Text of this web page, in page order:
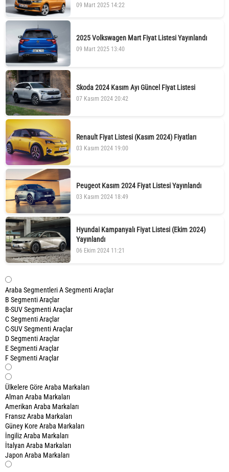
09 Mart 2025 14:22
2025 Volkswagen Mart Fiyat Listesi Yayınlandı
09 Mart 2025 13:40
Skoda 2024 Kasım Ayı Güncel Fiyat Listesi
07 Kasım 2024 20:42
Renault Fiyat Listesi (Kasım 2024) Fiyatları
03 Kasım 2024 19:00
Peugeot Kasım 2024 Fiyat Listesi Yayınlandı
03 Kasım 2024 18:49
Hyundai Kampanyalı Fiyat Listesi (Ekim 2024)
Yayınlandı
06 Ekim 2024 11:21
Araba SegmentleriA Segmenti Araçlar
B Segmenti Araçlar
B-SUV Segmenti Araçlar
C Segmenti Araçlar
C-SUV Segmenti Araçlar
D Segmenti Araçlar
E Segmenti Araçlar
F Segmenti Araçlar
Ülkelere Göre Araba Markaları
Alman Araba Markaları
Amerikan Araba Markaları
Fransız Araba Markaları
Güney Kore Araba Markaları
İngiliz Araba Markaları
İtalyan Araba Markaları
Japon Araba Markaları